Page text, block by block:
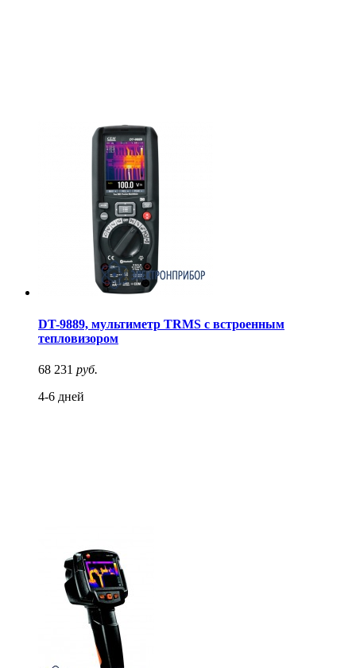
DT-9889, мультиметр TRMS с встроенным
тепловизором
68 231 руб.
4-6 дней